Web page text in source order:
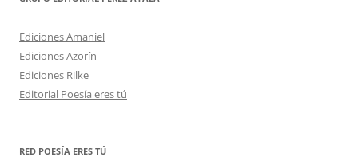
Ediciones Amaniel
Ediciones Azorín
Ediciones Rilke
Editorial Poesía eres tú
RED POESÍA ERES TÚ